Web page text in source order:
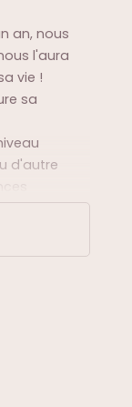
an, nous
l'aura
vie !
sa
d'autre
JAROD